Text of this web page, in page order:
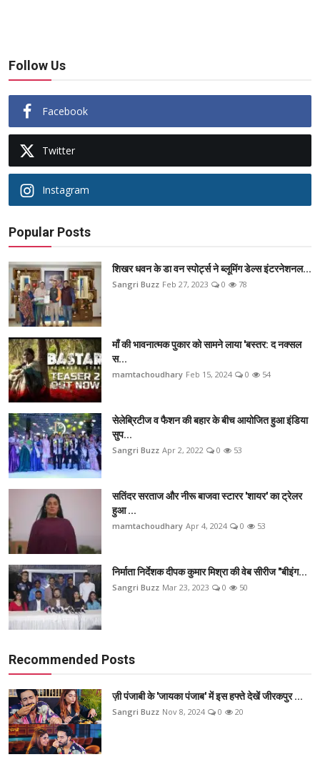
Follow Us
Facebook
Twitter
Instagram
Popular Posts
शिखर धवन के डा वन स्पोर्ट्स ने ब्लूमिंग डेल्स इंटरनेशनल...
Sangri Buzz Feb 27, 2023 0 78
माँ की भावनात्मक पुकार को सामने लाया 'बस्तर: द नक्सल
स...
mamtachoudhary Feb 15, 2024 0 54
सेलेब्रिटीज व फैशन की बहार के बीच आयोजित हुआ इंडिया
सुप...
Sangri Buzz Apr 2, 2022 0 53
सतिंदर सरताज और नीरू बाजवा स्टारर 'शायर' का ट्रेलर
हुआ ...
mamtachoudhary Apr 4, 2024 0 53
निर्माता निर्देशक दीपक कुमार मिश्रा की वेब सीरीज "बीइंग...
Sangri Buzz Mar 23, 2023 0 50
Recommended Posts
ज़ी पंजाबी के 'जायका पंजाब' में इस हफ्ते देखें जीरकपुर ...
Sangri Buzz Nov 8, 2024 0 20